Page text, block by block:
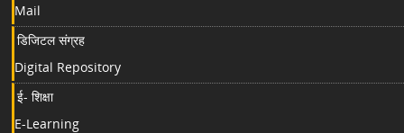
Mail
डिजिटल संग्रह
Digital Repository
ई- शिक्षा
E-Learning